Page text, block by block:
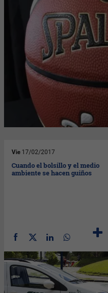
Vie 17/02/2017
Cuando el bolsillo y el medio
ambiente se hacen guiños